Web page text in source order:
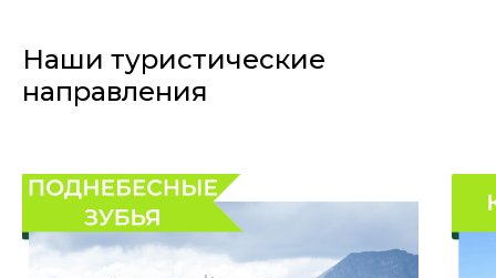
Наши туристические
направления